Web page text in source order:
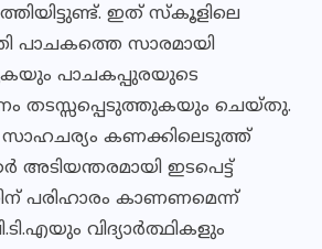
ഇത് സ്‌കൂളിലെ
പാചകത്തെ സാരമായി
പാചകപ്പുരയുടെ
തടസ്സപ്പെടുത്തുകയും ചെയ്തു.
സാഹചര്യം കണക്കിലെടുത്ത്
ഇടപെട്ട്
പരിഹാരം കാണണമെന്ന്
വിദ്യാര്‍ത്ഥികളും